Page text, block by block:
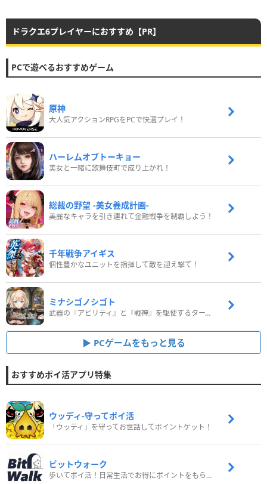
ドラクエ6プレイヤーにおすすめ【PR】
PCで遊べるおすすめゲーム
原神
大人気アクションRPGをPCで快適プレイ！
ハーレムオブトーキョー
美女と一緒に歌舞伎町で成り上がれ！
総裁の野望 -美女養成計画-
美麗なキャラを引き連れて金融戦争を制覇しよう！
千年戦争アイギス
個性豊かなユニットを指揮して敵を迎え撃て！
ミナシゴノシゴト
武器の『アビリティ』と『戦神』を駆使するターン制コマンドバトルRPG！
PCゲームをもっと見る
おすすめポイ活アプリ特集
ウッディ‐守ってポイ活
「ウッディ」を守ってお世話してポイントゲット！
ビットウォーク
歩いてポイ活！日常生活でお得にポイントをもらおう